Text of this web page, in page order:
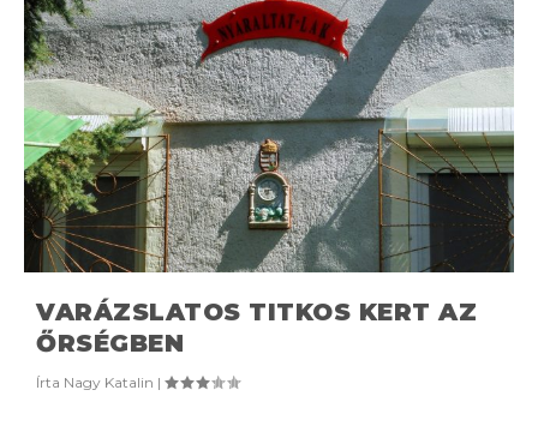
VARÁZSLATOS TITKOS KERT AZ
ŐRSÉGBEN
Írta Nagy Katalin |